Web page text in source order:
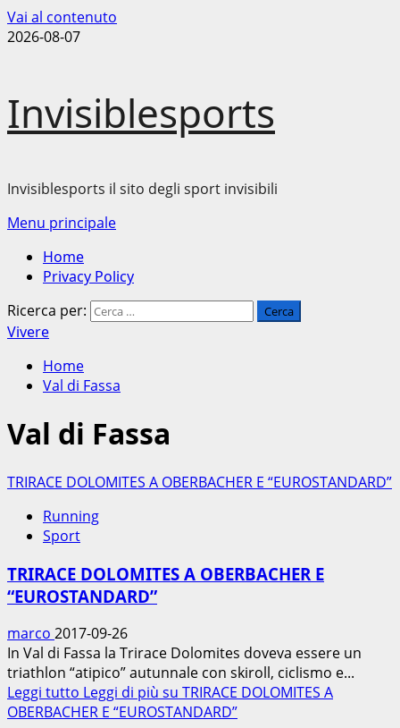
Vai al contenuto
2026-08-07
Invisiblesports
Invisiblesports il sito degli sport invisibili
Menu principale
Home
Privacy Policy
Ricerca per:
Vivere
Home
Val di Fassa
Val di Fassa
TRIRACE DOLOMITES A OBERBACHER E “EUROSTANDARD”
Running
Sport
TRIRACE DOLOMITES A OBERBACHER E
“EUROSTANDARD”
marco 2017-09-26
In Val di Fassa la Trirace Dolomites doveva essere un
triathlon “atipico” autunnale con skiroll, ciclismo e...
Leggi tutto Leggi di più su TRIRACE DOLOMITES A
OBERBACHER E “EUROSTANDARD”